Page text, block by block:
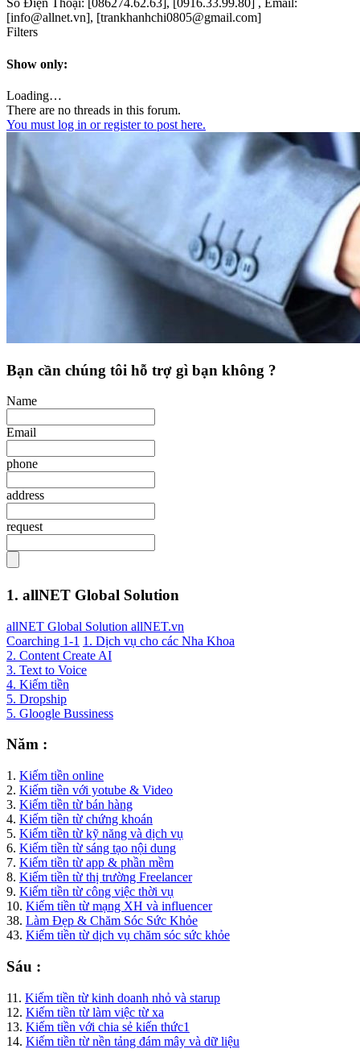
Số Điện Thoại: [086274.62.63], [0916.33.99.80] , Email:
[info@allnet.vn], [trankhanhchi0805@gmail.com]
Filters
Show only:
Loading…
There are no threads in this forum.
You must log in or register to post here.
Bạn cần chúng tôi hỗ trợ gì bạn không ?
Name
Email
phone
address
request
1. allNET Global Solution
allNET Global Solution allNET.vn
Coarching 1-1 1. Dịch vụ cho các Nha Khoa
2. Content Create AI
3. Text to Voice
4. Kiếm tiền
5. Dropship
5. Gloogle Bussiness
Năm :
1. Kiếm tiền online
2. Kiếm tiền với yotube & Video
3. Kiếm tiền từ bán hàng
4. Kiếm tiền từ chứng khoán
5. Kiếm tiền từ kỹ năng và dịch vụ
6. Kiếm tiền từ sáng tạo nội dung
7. Kiếm tiền từ app & phần mềm
8. Kiếm tiền từ thị trường Freelancer
9. Kiếm tiền từ công việc thời vụ
10. Kiếm tiền từ mạng XH và influencer
38. Làm Đẹp & Chăm Sóc Sức Khỏe
43. Kiếm tiền từ dịch vụ chăm sóc sức khỏe
Sáu :
11. Kiếm tiền từ kinh doanh nhỏ và starup
12. Kiếm tiền từ làm việc từ xa
13. Kiếm tiền với chia sẻ kiến thức1
14. Kiếm tiền từ nền tảng đám mây và dữ liệu